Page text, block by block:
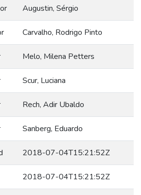
Augustin, Sérgio
Carvalho, Rodrigo Pinto
Melo, Milena Petters
Scur, Luciana
Rech, Adir Ubaldo
Sanberg, Eduardo
2018-07-04T15:21:52Z
2018-07-04T15:21:52Z